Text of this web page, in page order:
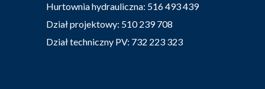
Hurtownia hydrauliczna: 516 493 439
Dział projektowy: 510 239 708
Dział techniczny PV: 732 223 323